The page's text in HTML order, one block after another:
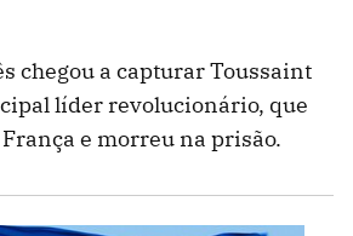
chegou a capturar Toussaint
líder revolucionário, que
e morreu na prisão.